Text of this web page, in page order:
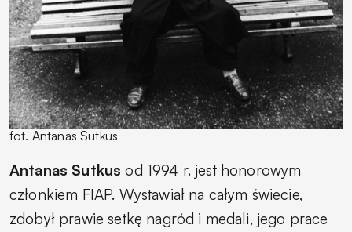
fot. Antanas Sutkus
Antanas Sutkus od 1994 r. jest honorowym
członkiem FIAP. Wystawiał na całym świecie,
zdobył prawie setkę nagród i medali, jego prace